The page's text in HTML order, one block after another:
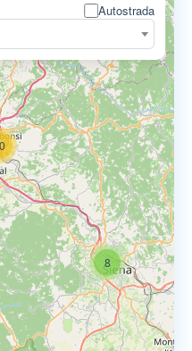
Autostrada
8
3